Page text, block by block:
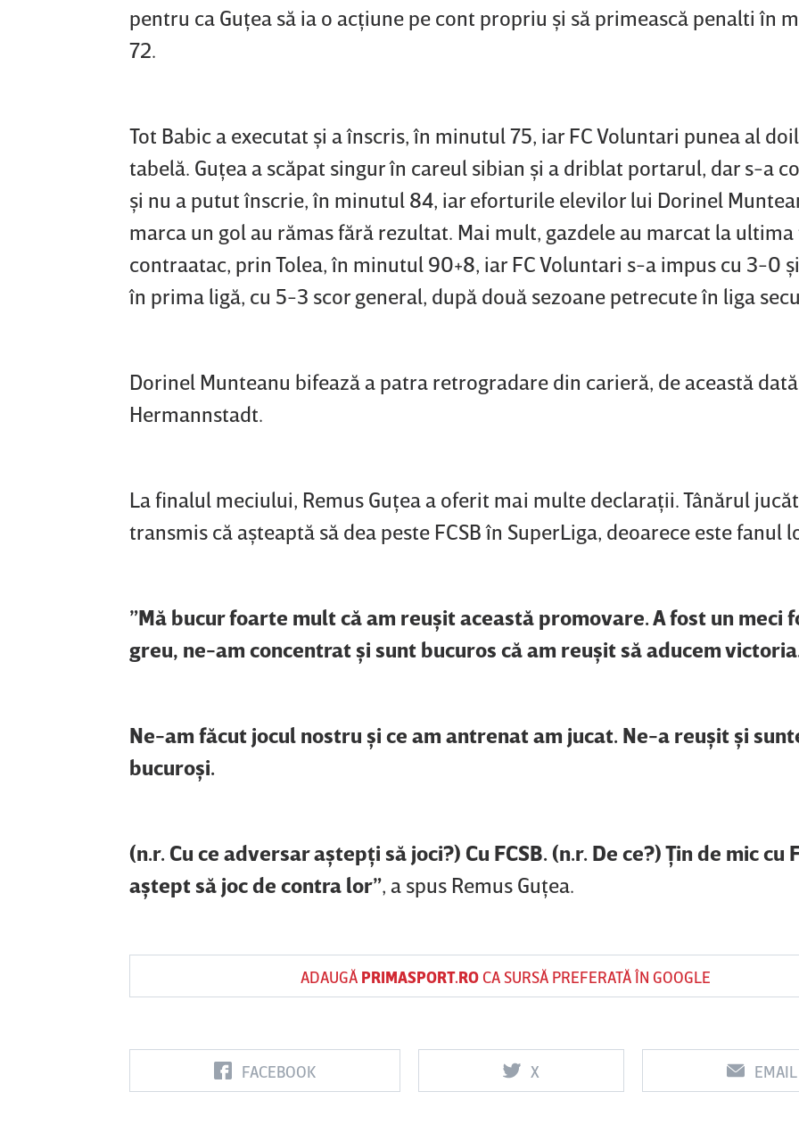
pentru ca Guţea să ia o acţiune pe cont propriu şi să primească penalti în
72.
Tot Babic a executat şi a înscris, în minutul 75, iar FC Voluntari punea al
tabelă. Guţea a scăpat singur în careul sibian şi a driblat portarul, dar s-a
şi nu a putut înscrie, în minutul 84, iar eforturile elevilor lui Dorinel
marca un gol au rămas fără rezultat. Mai mult, gazdele au marcat la ultima
contraatac, prin Tolea, în minutul 90+8, iar FC Voluntari s-a impus cu 3-0
în prima ligă, cu 5-3 scor general, după două sezoane petrecute în liga
Dorinel Munteanu bifează a patra retrogradare din carieră, de această dată
Hermannstadt.
La finalul meciului, Remus Guţea a oferit mai multe declaraţii. Tânărul
transmis că aşteaptă să dea peste FCSB în SuperLiga, deoarece este fanul
”Mă bucur foarte mult că am reuşit această promovare. A fost un meci
greu, ne-am concentrat şi sunt bucuros că am reuşit să aducem
Ne-am făcut jocul nostru şi ce am antrenat am jucat. Ne-a reuşit şi
bucuroşi.
(n.r. Cu ce adversar aştepţi să joci?) Cu FCSB. (n.r. De ce?) Ţin de mic cu
aştept să joc de contra lor”, a spus Remus Guţea.
ADAUGĂ PRIMASPORT.ROCA SURSĂ PREFERATĂ ÎN GOOGLE
FACEBOOK X EMAIL